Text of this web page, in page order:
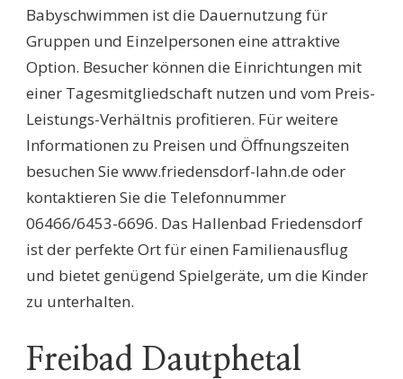
Babyschwimmen ist die Dauernutzung für
Gruppen und Einzelpersonen eine attraktive
Option. Besucher können die Einrichtungen mit
einer Tagesmitgliedschaft nutzen und vom Preis-
Leistungs-Verhältnis profitieren. Für weitere
Informationen zu Preisen und Öffnungszeiten
besuchen Sie www.friedensdorf-lahn.de oder
kontaktieren Sie die Telefonnummer
06466/6453-6696. Das Hallenbad Friedensdorf
ist der perfekte Ort für einen Familienausflug
und bietet genügend Spielgeräte, um die Kinder
zu unterhalten.
Freibad Dautphetal